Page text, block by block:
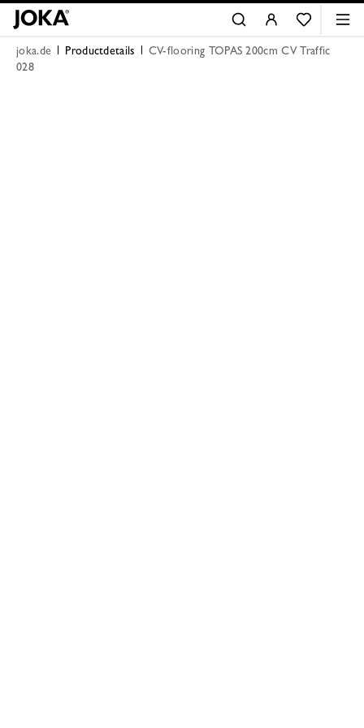
joka.de Productdetails
CV-flooring TOPAS 200cm CV Traffic
028